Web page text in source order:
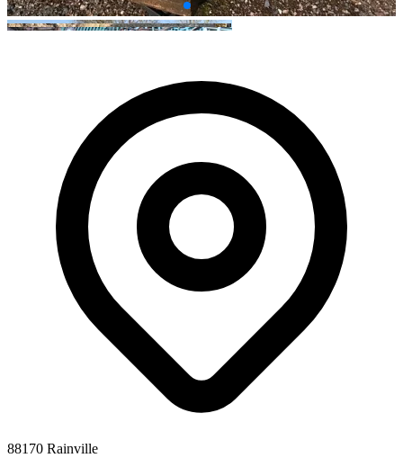
88170 Rainville